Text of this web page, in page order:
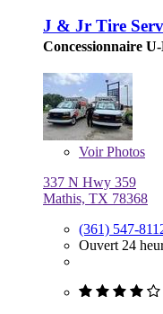
J & Jr Tire
Concessionnaire
VoirPhotos
337 N Hwy 359
Mathis, TX 78368
(361) 547-
Ouvert 24